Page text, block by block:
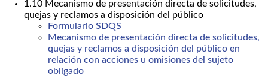
1.10 Mecanismo de presentación directa de solicitudes,
quejas y reclamos a disposición del público
Formulario SDQS
Mecanismo de presentación directa de solicitudes,
quejas y reclamos a disposición del público en
relación con acciones u omisiones del sujeto
obligado